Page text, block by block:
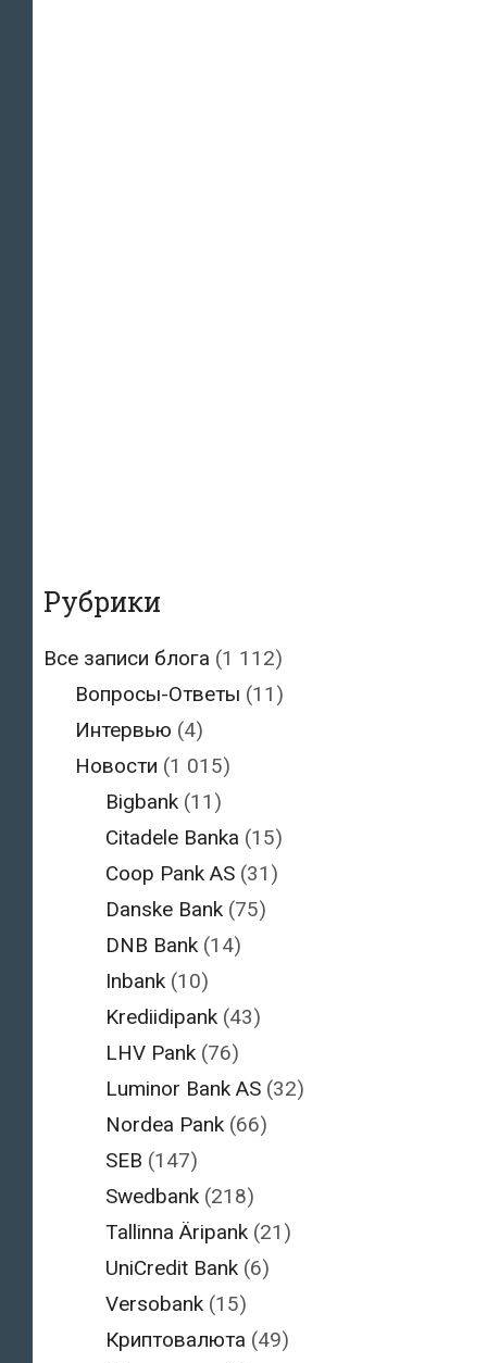
Рубрики
Все записи блога (1 112)
Вопросы-Ответы (11)
Интервью (4)
Новости (1 015)
Bigbank (11)
Citadele Banka (15)
Coop Pank AS (31)
Danske Bank (75)
DNB Bank (14)
Inbank (10)
Krediidipank (43)
LHV Pank (76)
Luminor Bank AS (32)
Nordea Pank (66)
SEB (147)
Swedbank (218)
Tallinna Äripank (21)
UniCredit Bank (6)
Versobank (15)
Криптовалюта (49)